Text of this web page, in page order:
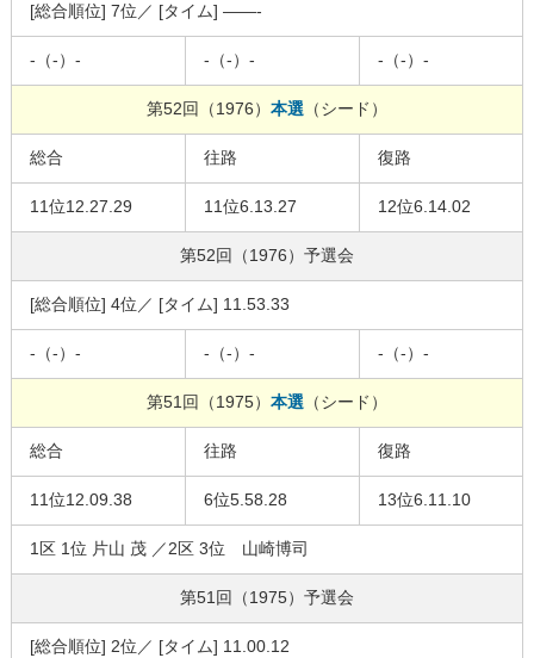
[総合順位] 7位／ [タイム] ——-
-（-）- -（-）- -（-）-
第52回（1976） 本選（シード）
総合 往路 復路
11位12.27.29 11位6.13.27 12位6.14.02
第52回（1976） 予選会
[総合順位] 4位／ [タイム] 11.53.33
-（-）- -（-）- -（-）-
第51回（1975） 本選（シード）
総合 往路 復路
11位12.09.38 6位5.58.28 13位6.11.10
1区 1位 片山 茂 ／2区 3位 山崎博司
第51回（1975） 予選会
[総合順位] 2位／ [タイム] 11.00.12